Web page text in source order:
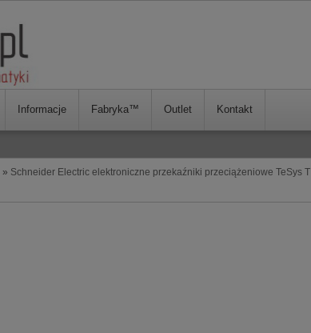
Informacje Fabryka™ Outlet Kontakt
» Schneider Electric elektroniczne przekaźniki przeciążeniowe TeSys T